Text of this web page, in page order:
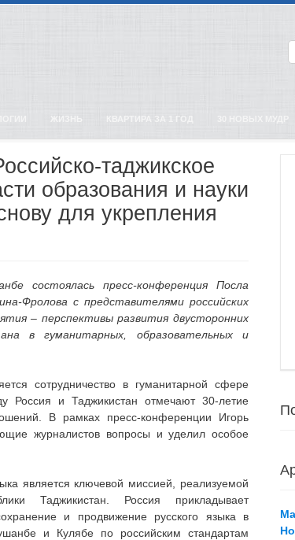
ЖИЗНЬ КВАРТИРА ЗА 1 ГОД 30 НОВЫХ МУДР
таджикское
образования и науки
для укрепления
состоялась пресс-конференция Посла
Фролова с представителями российских
– перспективы развития двусторонних
в гуманитарных, образовательных и
сотрудничество в гуманитарной сфере
Россия и Таджикистан отмечают 30-летие
В рамках пресс-конференции Игорь
журналистов вопросы и уделил особое
является ключевой миссией, реализуемой
Таджикистан. Россия прикладывает
и продвижение русского языка в
и Кулябе по российским стандартам